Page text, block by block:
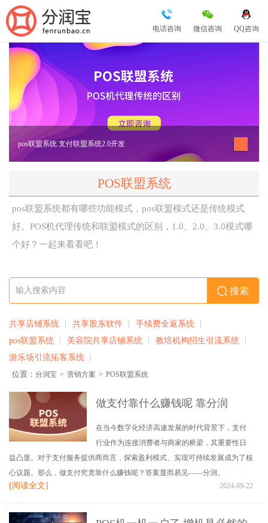
QQ咨询
微信咨询
电话咨询
pos联盟系统 支付联盟系统2.0开发
POS联盟系统
pos联盟系统都有哪些功能模式，pos联盟模式还是传统模式
好。POS机代理传统和联盟模式的区别，1.0、2.0、3.0模式哪
个好？一起来看看吧！
搜索
共享店铺系统 共享股东软件
手续费全返系统
pos联盟系统
美容院共享店铺系统
教培机构招生引流系统
游乐场引流拓客系统
位置： 分润宝 > 营销方案 > POS联盟系统
做支付靠什么赚钱呢 靠分润
在当今数字化经济高速发展的时代背景下，支付
行业作为连接消费者与商家的桥梁，其重要性日
益凸显。对于支付服务提供商而言，探索盈利模式、实现可持续发展成为了核
心议题。那么，做支付究竟靠什么赚钱呢？答案显而易见——分润。
[阅读全文] 2024-09-22